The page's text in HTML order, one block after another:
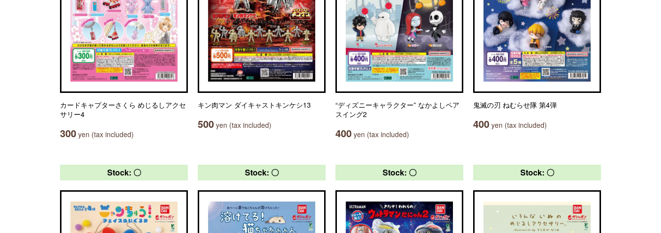
カードキャプターさくら めじるしアクセ
サリー4
300 yen (tax included)
キン肉マン ダイキャストキンケシ13
500 yen (tax included)
“ディズニーキャラクター” なかよしペア
スイング2
400 yen (tax included)
鬼滅の刃 ねむらせ隊 第4弾
400 yen (tax included)
Stock: 〇 Stock: 〇 Stock: 〇 Stock: 〇